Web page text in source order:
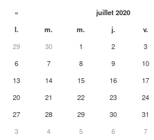
« juillet 2020
l.
m. m. j. v.
29
30 1 2 3
6
7 8 9 10
13
14 15 16 17
20
21 22 23 24
27
28 29 30 31
3
4 5 6 7